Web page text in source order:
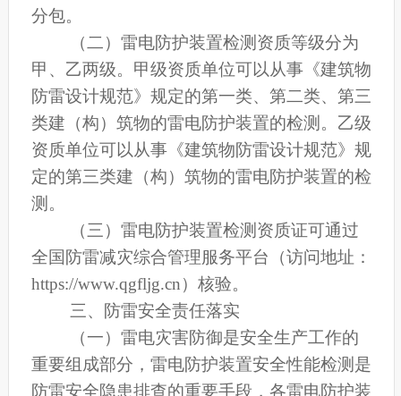
分包。
（二）雷电防护装置检测资质等级分为
甲、乙两级。甲级资质单位可以从事《建筑物
防雷设计规范》规定的第一类、第二类、第三
类建（构）筑物的雷电防护装置的检测。乙级
资质单位可以从事《建筑物防雷设计规范》规
定的第三类建（构）筑物的雷电防护装置的检
测。
（三）雷电防护装置检测资质证可通过
全国防雷减灾综合管理服务平台（访问地址：
https://www.qgfljg.cn）核验。
三、防雷安全责任落实
（一）雷电灾害防御是安全生产工作的
重要组成部分，雷电防护装置安全性能检测是
防雷安全隐患排查的重要手段，各雷电防护装